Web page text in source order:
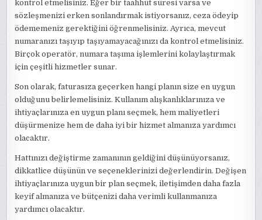
kontrol etmelisiniz. Eğer bir taahhüt süresi varsa ve
sözleşmenizi erken sonlandırmak istiyorsanız, ceza ödeyip
ödememeniz gerektiğini öğrenmelisiniz. Ayrıca, mevcut
numaranızı taşıyıp taşıyamayacağınızı da kontrol etmelisiniz.
Birçok operatör, numara taşıma işlemlerini kolaylaştırmak
için çeşitli hizmetler sunar.
Son olarak, faturasıza geçerken hangi planın size en uygun
olduğunu belirlemelisiniz. Kullanım alışkanlıklarınıza ve
ihtiyaçlarınıza en uygun planı seçmek, hem maliyetleri
düşürmenize hem de daha iyi bir hizmet almanıza yardımcı
olacaktır.
Hattınızı değiştirme zamanının geldiğini düşünüyorsanız,
dikkatlice düşünün ve seçeneklerinizi değerlendirin. Değişen
ihtiyaçlarınıza uygun bir plan seçmek, iletişimden daha fazla
keyif almanıza ve bütçenizi daha verimli kullanmanıza
yardımcı olacaktır.